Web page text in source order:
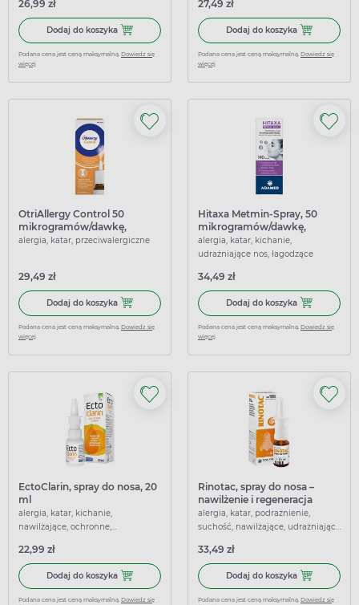
26,99 zł
Dodaj do koszyka Dodaj do koszyka Ectimer, spray do nosa, 100 ml
Podana cena jest ceną maksymalną. Dowiedz się
więcej
27,49 zł
Dodaj do koszyka Dodaj do
Podana cena jest ceną maksymalną. Dowiedz się
więcej
OtriAllergy Control 50
mikrogramów/dawkę,
aerozol do nosa, zawiesina,
alergia, katar, przeciwalergiczne
29,49 zł
Dodaj do koszyka Dodaj do koszyka OtriAllergy Control 50 mikrogramów/
Podana cena jest ceną maksymalną. Dowiedz się
więcej
Hitaxa Metmin-Spray, 50
mikrogramów/dawkę,
aerozol do nosa, 140 dawek
alergia, katar, kichanie,
udrażniające nos, łagodzące
34,49 zł
Dodaj do koszyka Dodaj do
Podana cena jest ceną maksymalną. Dowiedz się
więcej
EctoClarin, spray do nosa, 20
ml
alergia, katar, kichanie,
nawilżające, ochronne,
22,99 zł
Dodaj do koszyka Dodaj do koszyka EctoClarin, spray do nosa, 20 ml
Podana cena jest ceną maksymalną. Dowiedz się
Rinotac, spray do nosa –
nawilżenie i regeneracja
błony śluzowej nosa, 10 ml
alergia, katar, podrażnienie,
suchość, nawilżające, udrażniające
33,49 zł
Dodaj do koszyka Dodaj do
Podana cena jest ceną maksymalną. Dowiedz się